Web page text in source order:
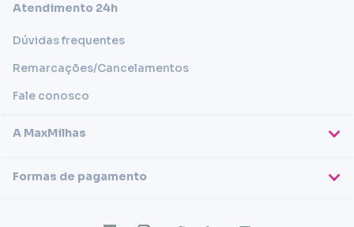
A MaxMilhas
Atendimento 24h
Dúvidas frequentes
Remarcações/Cancelamentos
Fale conosco
Formas de pagamento